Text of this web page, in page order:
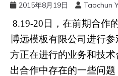
2015年8月19日 Taochun
8.19-20日，在前期合作
博远模板有限公司进行
方正在进行的业务和技
出合作中存在的一些问